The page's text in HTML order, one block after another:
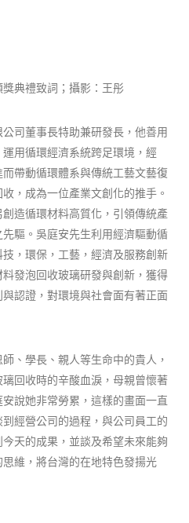
典禮致詞；攝影：王彤
司董事長特助兼研發長，他善用
用循環經濟系統跨足環境，經
帶動循環體系與傳統工藝文藝復
，成為一位產業文創化的推手。
造循環材料高質化，引領傳統產
驅。吳庭安先生利用經濟驅動循
，環保，工藝，經濟及服務創新
發泡回收玻璃研發與創新，獲得
認證，對環境與社會面有著正面
、學長、親人等生命中的貴人，
回收時的辛酸血淚，母親曾懷著
說她非常勞累，這樣的畫面一直
經營公司的過程，與公司員工的
天的成果，並談及希望未來能夠
維，將台灣的在地特色發揚光